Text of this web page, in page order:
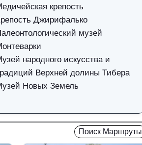
крепость
Джирифалько
музей
народного искусства и
Верхней долины Тибера
Новых Земель
Поиск Маршруты